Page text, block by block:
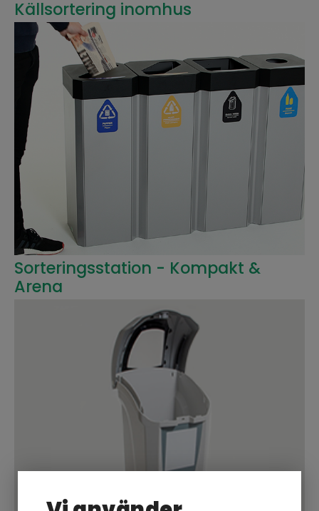
Källsortering inomhus
Sorteringsstation - Kompakt &
Arena